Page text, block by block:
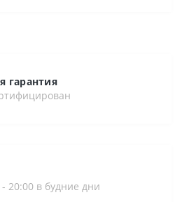
гарантия
20:00 в будние дни